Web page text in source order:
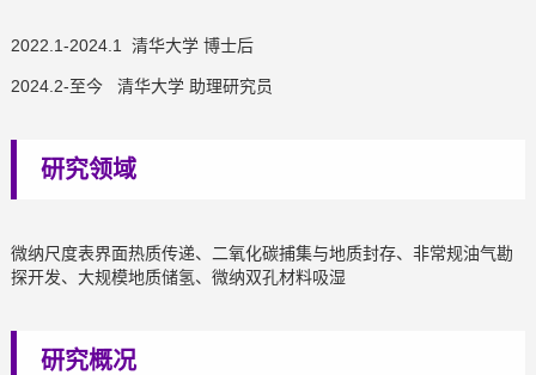
2022.1-2024.1 清华大学 博士后
2024.2-至今 清华大学 助理研究员
研究领域
微纳尺度表界面热质传递、二氧化碳捕集与地质封存、非常规油气勘
探开发、大规模地质储氢、微纳双孔材料吸湿
研究概况